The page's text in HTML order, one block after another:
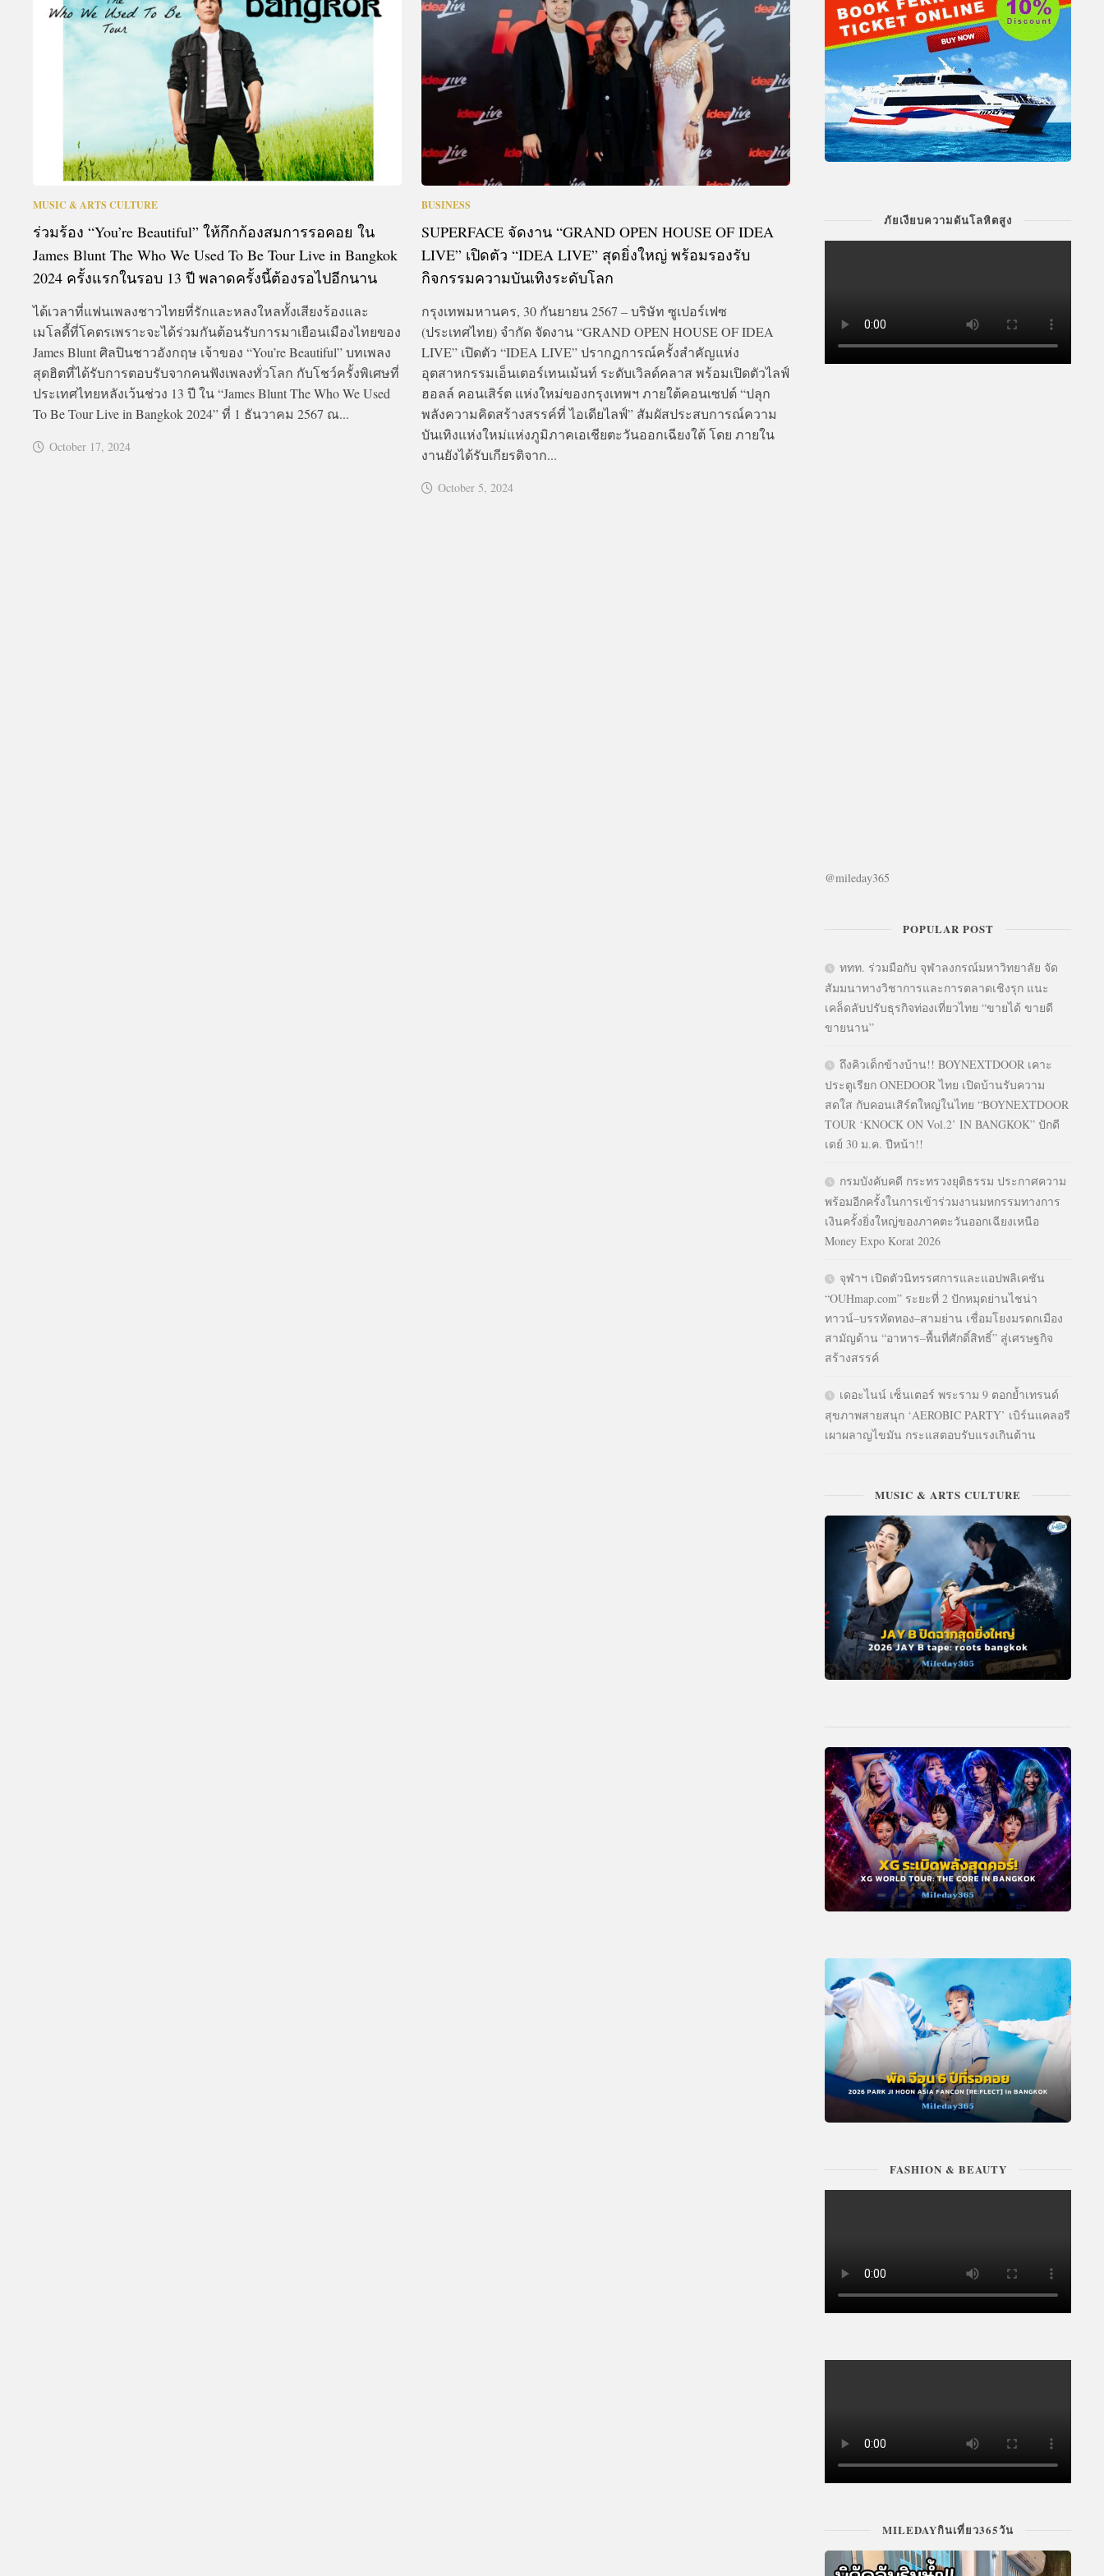
ACTIVITIES
DEAL
MUSIC & ARTS CULTURE
ร่วมร้อง “You’re Beautiful” ให้กึกก้องสมการรอคอย ใน
James Blunt The Who We Used To Be Tour Live in Bangkok
2024 ครั้งแรกในรอบ 13 ปี พลาดครั้งนี้ต้องรอไปอีกนาน
ได้เวลาที่แฟนเพลงชาวไทยที่รักและหลงใหลทั้งเสียงร้องและ
เมโลดี้ที่โคตรเพราะจะได้ร่วมกันต้อนรับการมาเยือนเมืองไทยของ
James Blunt ศิลปินชาวอังกฤษ เจ้าของ “You’re Beautiful” บทเพลง
สุดฮิตที่ได้รับการตอบรับจากคนฟังเพลงทั่วโลก กับโชว์ครั้งพิเศษที่
ประเทศไทยหลังเว้นช่วง 13 ปี ใน “James Blunt The Who We Used
To Be Tour Live in Bangkok 2024” ที่ 1 ธันวาคม 2567 ณ...
October 17, 2024
BUSINESS
SUPERFACE จัดงาน “GRAND OPEN HOUSE OF IDEA
LIVE” เปิดตัว “IDEA LIVE” สุดยิ่งใหญ่ พร้อมรองรับ
กิจกรรมความบันเทิงระดับโลก
กรุงเทพมหานคร, 30 กันยายน 2567 – บริษัท ซูเปอร์เฟซ
(ประเทศไทย) จำกัด จัดงาน “GRAND OPEN HOUSE OF IDEA
LIVE” เปิดตัว “IDEA LIVE” ปรากฏการณ์ครั้งสำคัญแห่ง
อุตสาหกรรมเอ็นเตอร์เทนเม้นท์ ระดับเวิลด์คลาส พร้อมเปิดตัวไลฟ์
ฮอลล์ คอนเสิร์ต แห่งใหม่ของกรุงเทพฯ ภายใต้คอนเซปต์ “ปลุก
พลังความคิดสร้างสรรค์ที่ ไอเดียไลฟ์” สัมผัสประสบการณ์ความ
บันเทิงแห่งใหม่แห่งภูมิภาคเอเชียตะวันออกเฉียงใต้ โดย ภายใน
งานยังได้รับเกียรติจาก...
October 5, 2024
ภัยเงียบความดันโลหิตสูง
@mileday365
POPULAR POST
ททท. ร่วมมือกับ จุฬาลงกรณ์มหาวิทยาลัย จัด
สัมมนาทางวิชาการและการตลาดเชิงรุก แนะ
เคล็ดลับปรับธุรกิจท่องเที่ยวไทย “ขายได้ ขายดี
ขายนาน”
ถึงคิวเด็กข้างบ้าน!! BOYNEXTDOOR เคาะ
ประตูเรียก ONEDOOR ไทย เปิดบ้านรับความ
สดใส กับคอนเสิร์ตใหญ่ในไทย “BOYNEXTDOOR
TOUR ‘KNOCK ON Vol.2’ IN BANGKOK” ปักดี
เดย์ 30 ม.ค. ปีหน้า!!
กรมบังคับคดี กระทรวงยุติธรรม ประกาศความ
พร้อมอีกครั้งในการเข้าร่วมงานมหกรรมทางการ
เงินครั้งยิ่งใหญ่ของภาคตะวันออกเฉียงเหนือ
Money Expo Korat 2026
จุฬาฯ เปิดตัวนิทรรศการและแอปพลิเคชัน
“OUHmap.com” ระยะที่ 2 ปักหมุดย่านไชน่า
ทาวน์–บรรทัดทอง–สามย่าน เชื่อมโยงมรดกเมือง
สามัญด้าน “อาหาร–พื้นที่ศักดิ์สิทธิ์” สู่เศรษฐกิจ
สร้างสรรค์
เดอะไนน์ เซ็นเตอร์ พระราม 9 ตอกย้ำเทรนด์
สุขภาพสายสนุก ‘AEROBIC PARTY’ เบิร์นแคลอรี
เผาผลาญไขมัน กระแสตอบรับแรงเกินต้าน
MUSIC & ARTS CULTURE
FASHION & BEAUTY
MILEDAYกินเที่ยว365วัน